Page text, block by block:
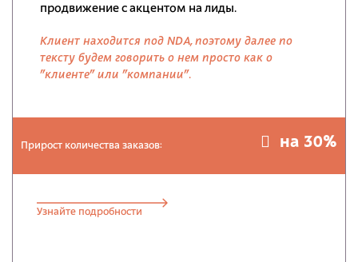
продвижение с акцентом на лиды.
Клиент находится под NDA, поэтому далее по
тексту будем говорить о нем просто как о
"клиенте" или "компании".
Прирост количества заказов: на 30%
Узнайте подробности